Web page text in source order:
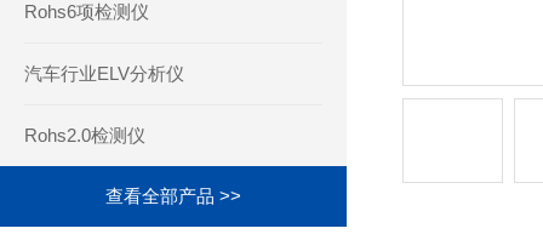
Rohs6项检测仪
汽车行业ELV分析仪
Rohs2.0检测仪
查看全部产品 >>